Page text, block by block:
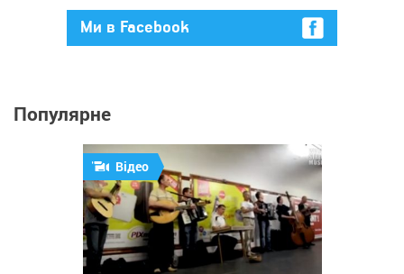
Ми в Facebook
Популярне
1 078
Відео